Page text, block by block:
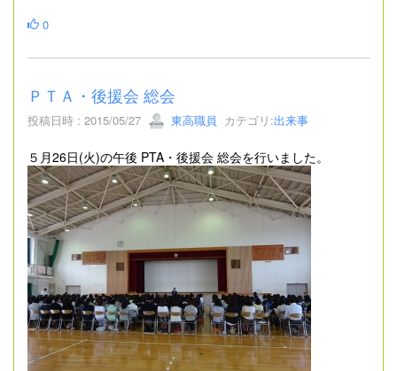
0
ＰＴＡ・後援会 総会
投稿日時 : 2015/05/27 東高職員 カテゴリ:出来事
５月26日(火)の午後 PTA・後援会 総会を行いました。